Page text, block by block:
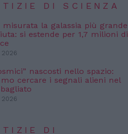
DI SCIENZA
misurata la galassia più grande
si estende per 1,7 milioni di
nascosti nello spazio:
cercare i segnali alieni nel
DI